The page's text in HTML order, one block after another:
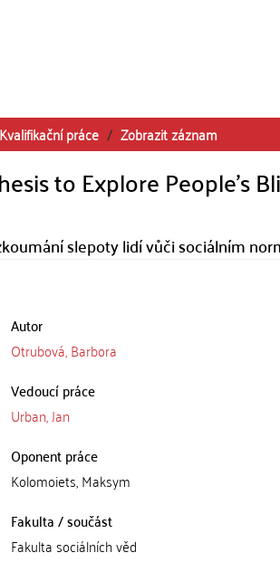
Kvalifikační práce Zobrazit záznam
to Explore People's
slepoty lidí vůči sociálním
Autor
Otrubová, Barbora
Vedoucí práce
Urban, Jan
Oponent práce
Kolomoiets, Maksym
Fakulta / součást
Fakulta sociálních věd